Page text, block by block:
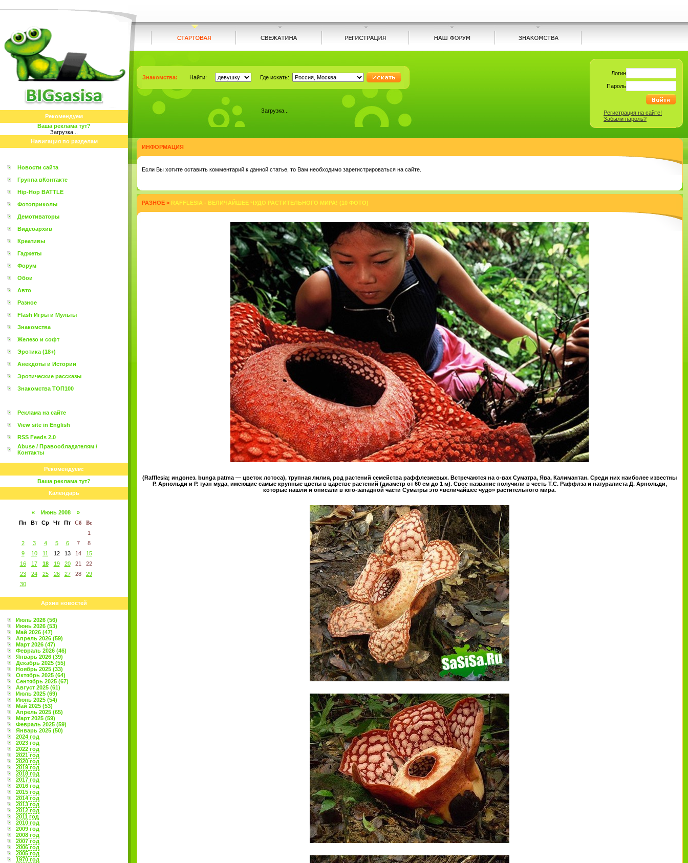
Рекомендуем
Ваша реклама тут?
Загрузка...
Навигация по разделам
Новости сайта
Группа вКонтакте
Hip-Hop BATTLE
Фотоприколы
Демотиваторы
Видеоархив
Креативы
Гаджеты
Форум
Обои
Авто
Разное
Flash Игры и Мульты
Знакомства
Железо и софт
Эротика (18+)
Анекдоты и Истории
Эротические рассказы
Знакомства ТОП100
Реклама на сайте
View site in English
RSS Feeds 2.0
Abuse / Правообладателям /
Контакты
Рекомендуем:
Ваша реклама тут?
Календарь
« Июнь 2008
»
Пн
Вт Ср Чт Пт Сб
Вс
1
2
3 4 5 6 7
8
9
10 11 12 13 14
15
16
17 18 19 20 21
22
23
24 25 26 27 28
29
30
Архив новостей
Июль 2026 (56)
Июнь 2026 (53)
Май 2026 (47)
Апрель 2026 (59)
Март 2026 (47)
Февраль 2026 (46)
Январь 2026 (39)
Декабрь 2025 (55)
Ноябрь 2025 (33)
Октябрь 2025 (64)
Сентябрь 2025 (67)
Август 2025 (61)
Июль 2025 (69)
Июнь 2025 (54)
Май 2025 (53)
Апрель 2025 (65)
Март 2025 (59)
Февраль 2025 (59)
Январь 2025 (50)
2024 год
2023 год
2022 год
2021 год
2020 год
2019 год
2018 год
2017 год
2016 год
2015 год
2014 год
2013 год
2012 год
2011 год
2010 год
2009 год
2008 год
2007 год
2006 год
2005 год
1970 год
Знакомства: Найти: Где искать:
Логин
Пароль
Регистрация на сайте!
Забыли пароль?
Загрузка...
ИНФОРМАЦИЯ
Eсли Вы хотите оставить комментарий к данной статье, то Вам необходимо зарегистрироваться на сайте.
РАЗНОЕ > RAFFLESIA - ВЕЛИЧАЙШЕЕ ЧУДО РАСТИТЕЛЬНОГО МИРА! (10 ФОТО)
(Rafflesia; индонез. bunga patma — цветок лотоса), трупная лилия, род растений семейства раффлезиевых. Встречаются на о-вах Суматра, Ява, Калимантан. Среди них наиболее известны
Р. Арнольди и Р. туан муда, имеющие самые крупные цветы в царстве растений (диаметр от 60 см до 1 м). Свое название получили в честь Т.С. Раффлза и натуралиста Д. Арнольди,
которые нашли и описали в юго-западной части Суматры это «величайшее чудо» растительного мира.